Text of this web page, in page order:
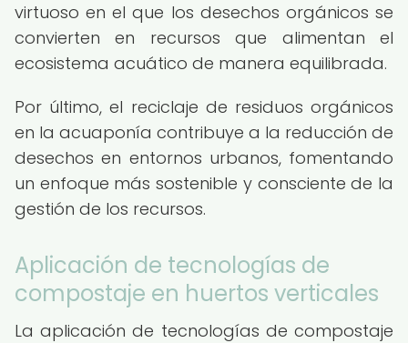
virtuoso en el que los desechos orgánicos se
convierten en recursos que alimentan el
ecosistema acuático de manera equilibrada.
Por último, el reciclaje de residuos orgánicos
en la acuaponía contribuye a la reducción de
desechos en entornos urbanos, fomentando
un enfoque más sostenible y consciente de la
gestión de los recursos.
Aplicación de tecnologías de
compostaje en huertos verticales
La aplicación de tecnologías de compostaje